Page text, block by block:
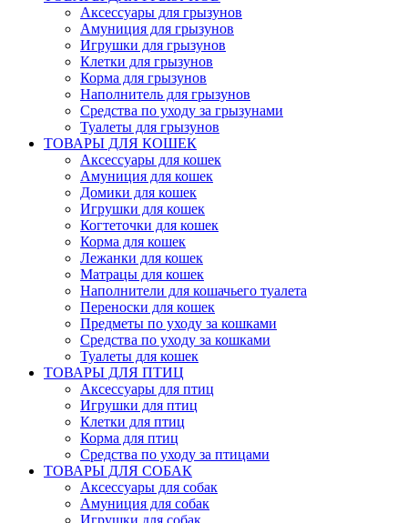
Аксессуары для грызунов
Амуниция для грызунов
Игрушки для грызунов
Клетки для грызунов
Корма для грызунов
Наполнитель для грызунов
Средства по уходу за грызунами
Туалеты для грызунов
ТОВАРЫ ДЛЯ КОШЕК
Аксессуары для кошек
Амуниция для кошек
Домики для кошек
Игрушки для кошек
Когтеточки для кошек
Корма для кошек
Лежанки для кошек
Матрацы для кошек
Наполнители для кошачьего туалета
Переноски для кошек
Предметы по уходу за кошками
Средства по уходу за кошками
Туалеты для кошек
ТОВАРЫ ДЛЯ ПТИЦ
Аксессуары для птиц
Игрушки для птиц
Клетки для птиц
Корма для птиц
Средства по уходу за птицами
ТОВАРЫ ДЛЯ СОБАК
Аксессуары для собак
Амуниция для собак
Игрушки для собак